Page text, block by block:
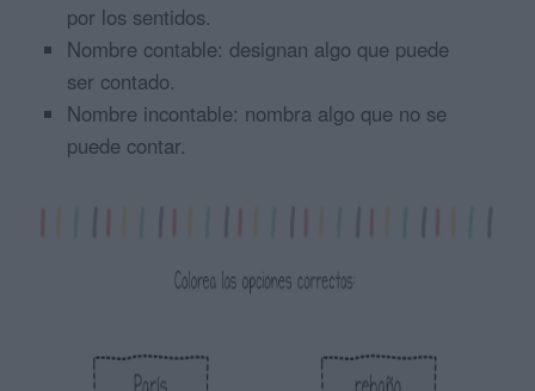
por los sentidos.
Nombre contable: designan algo que puede
ser contado.
Nombre incontable: nombra algo que no se
puede contar.